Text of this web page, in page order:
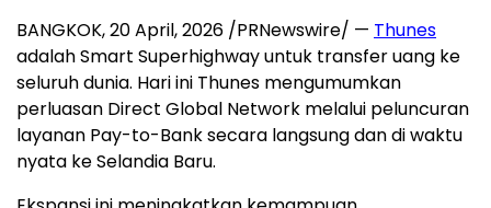
BANGKOK,20 April, 2026 /PRNewswire/ — Thunes
adalah Smart Superhighway untuk transfer uang ke
seluruh dunia. Hari ini Thunes mengumumkan
perluasan Direct Global Network melalui peluncuran
layanan Pay-to-Bank secara langsung dan di waktu
nyata ke Selandia Baru.